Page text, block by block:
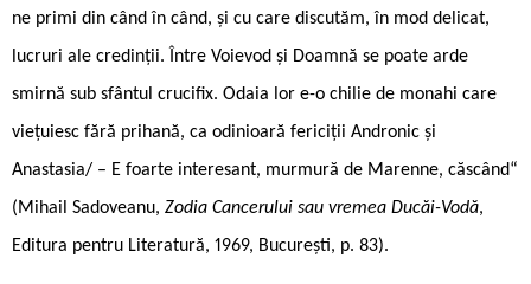
ne primi din când în când, și cu care discutăm, în mod delicat,
lucruri ale credinții. Între Voievod și Doamnă se poate arde
smirnă sub sfântul crucifix. Odaia lor e-o chilie de monahi care
viețuiesc fără prihană, ca odinioară fericiții Andronic și
Anastasia/ – E foarte interesant, murmură de Marenne, căscând“
(Mihail Sadoveanu, Zodia Cancerului sau vremea Ducăi-Vodă,
Editura pentru Literatură, 1969, București, p. 83).